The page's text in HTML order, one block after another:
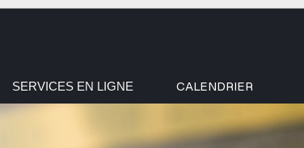
SERVICES EN LIGNE CALENDRIER